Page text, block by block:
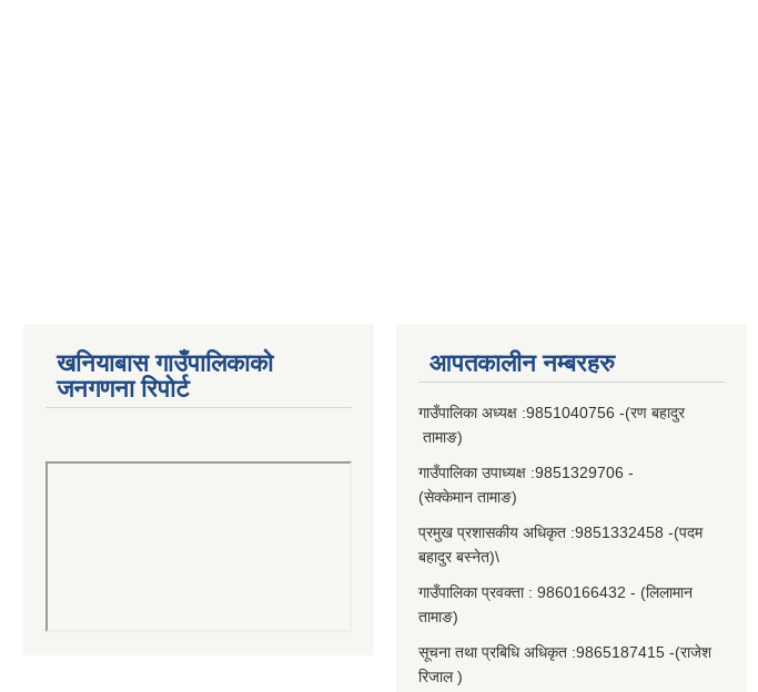
खनियाबास गाउँपालिकाको
जनगणना रिपोर्ट
आपतकालीन नम्बरहरु
गाउँपालिका अध्यक्ष :9851040756 -(रण बहादुर
तामाङ)
गाउँपालिका उपाध्यक्ष :9851329706 -
(सेक्केमान तामाङ)
प्रमुख प्रशासकीय अधिकृत :9851332458 -(पदम
बहादुर बस्नेत)\
गाउँपालिका प्रवक्ता : 9860166432 - (लिलामान
तामाङ)
सूचना तथा प्रबिधि अधिकृत :9865187415 -(राजेश
रिजाल )